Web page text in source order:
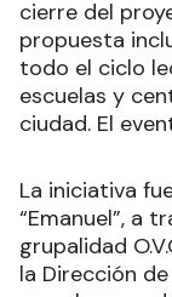
cierre del
propuesta
todo el ciclo
escuelas y
ciudad. El
La iniciativa
“Emanuel”, a
grupalidad
la Dirección